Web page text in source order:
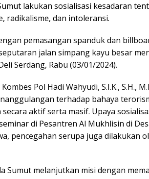
lakukan sosialisasi kesadaran
radikalisme, dan intoleransi.
pemasangan spanduk dan
jalan simpang kayu besar
Serdang, Rabu (03/01/2024).
Pol Hadi Wahyudi, S.I.K., S.H.,
terhadap bahaya
aktif serta masif. Upaya
di Pesantren Al Mukhlisin di
pencegahan serupa juga dilakukan
Sumut melanjutkan misi dengan